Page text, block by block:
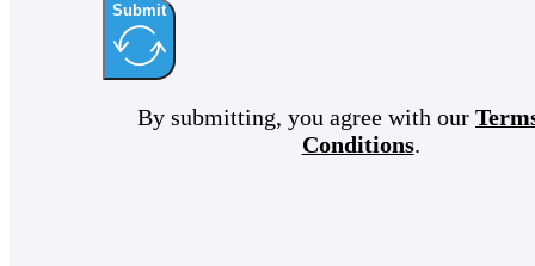
Submit
By submitting, you agree with our
Conditions.